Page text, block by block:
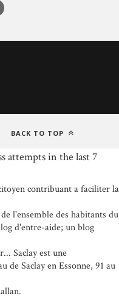
BACK TO TOP
attempts in the last 7
contribuant a faciliter la
l'ensemble des habitants du
d'entre-aide; un blog
Saclay est une
de Saclay en Essonne, 91 au